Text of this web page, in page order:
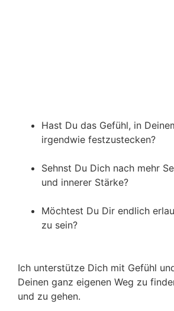
Hast Du das Gefühl, in
irgendwie festzustecken?
Sehnst Du Dich nach mehr
und innerer Stärke?
Möchtest Du Dir endlich
zu sein?
Ich unterstütze Dich mit Gefühl
Deinen ganz eigenen Weg zu
und zu gehen.